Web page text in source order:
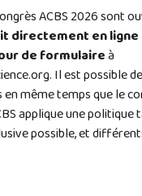
ACBS 2026 sont
directement en ligne
de formulaireà
Il est possible
même temps que le
applique une politique
possible, et